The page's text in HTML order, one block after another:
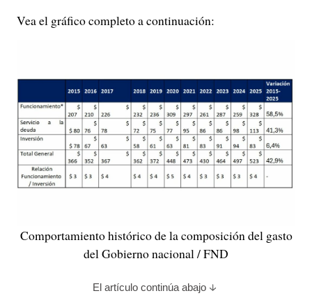
Vea el gráfico completo a continuación:
Comportamiento histórico de la composición del gasto
del Gobierno nacional / FND
El artículo continúa abajo